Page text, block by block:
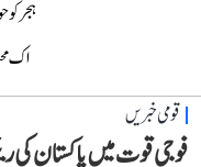
ہجر
اک
قومی خبریں